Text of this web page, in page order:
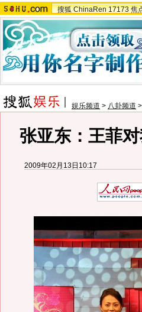
搜狐 ChinaRen 17173 焦
娱乐频道 > 八卦频道 >
张亚东：王菲
2009年02月13日10:17